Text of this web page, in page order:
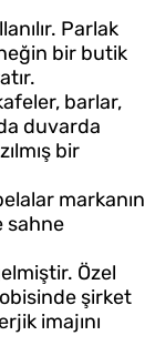
Parlak
bir butik
barlar,
duvarda
bir
markanın
sahne
Özel
şirket
imajını